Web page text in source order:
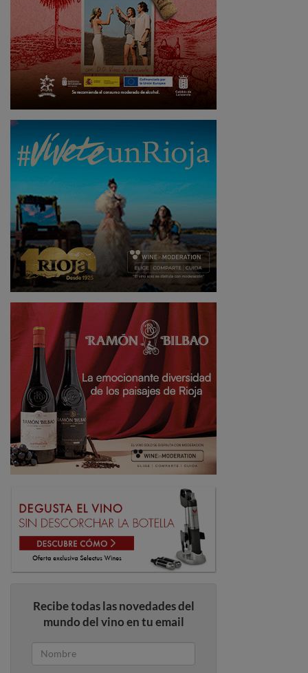
Recibe todas las novedades del
mundo del vino en tu email